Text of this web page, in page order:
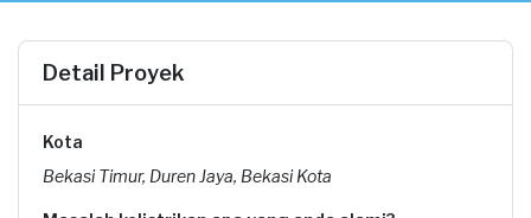
Detail Proyek
Kota
Bekasi Timur, Duren Jaya, Bekasi Kota